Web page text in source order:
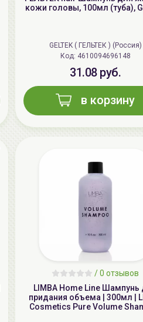
кожи головы, 100мл (туба),
GELTEK ( ГЕЛЬТЕК ) (Россия)
Код: 4610094696148
31.08 руб.
в корзину
/0 отзывов
LIMBA Home Line Шампунь
придания объема | 300мл |
Cosmetics Pure Volume